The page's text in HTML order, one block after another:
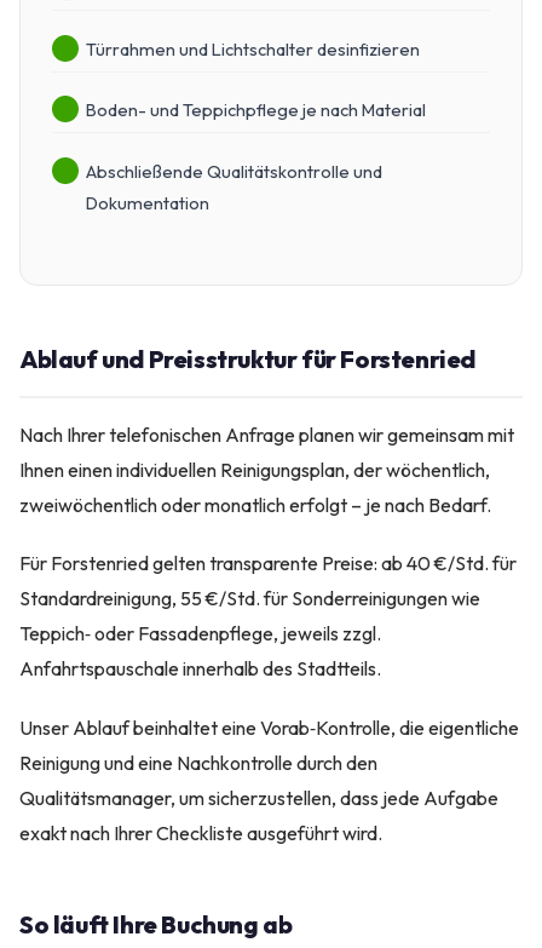
Türrahmen und Lichtschalter desinfizieren
Boden- und Teppichpflege je nach Material
Abschließende Qualitätskontrolle und
Dokumentation
Ablauf und Preisstruktur für Forstenried
Nach Ihrer telefonischen Anfrage planen wir gemeinsam mit
Ihnen einen individuellen Reinigungsplan, der wöchentlich,
zweiwöchentlich oder monatlich erfolgt – je nach Bedarf.
Für Forstenried gelten transparente Preise: ab 40 €/Std. für
Standardreinigung, 55 €/Std. für Sonderreinigungen wie
Teppich‑ oder Fassadenpflege, jeweils zzgl.
Anfahrtspauschale innerhalb des Stadtteils.
Unser Ablauf beinhaltet eine Vorab‑Kontrolle, die eigentliche
Reinigung und eine Nachkontrolle durch den
Qualitätsmanager, um sicherzustellen, dass jede Aufgabe
exakt nach Ihrer Checkliste ausgeführt wird.
So läuft Ihre Buchung ab